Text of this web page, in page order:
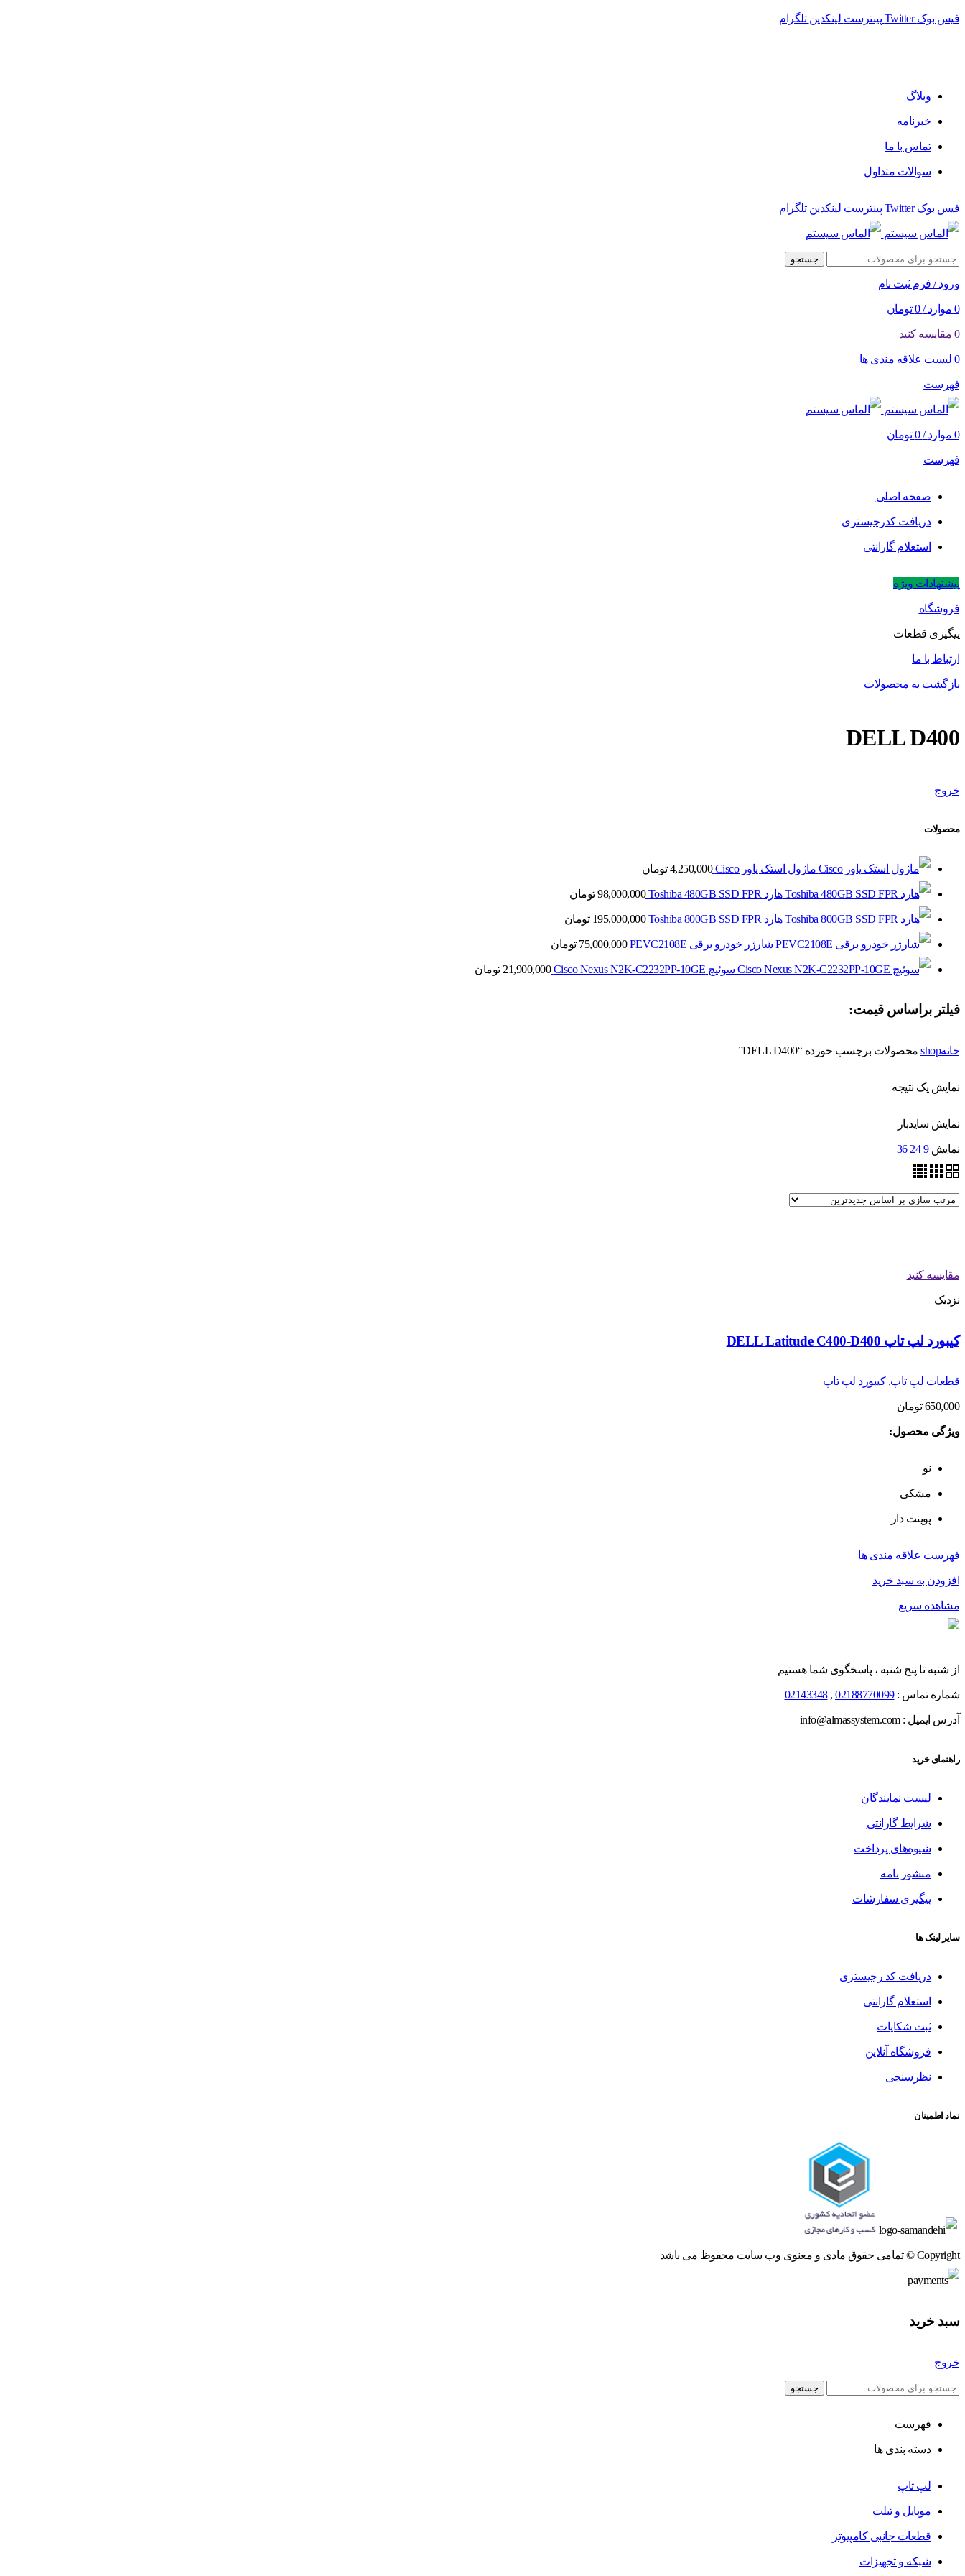
فیس بوک Twitter پینترست لینکدین تلگرام
وبلاگ
خبرنامه
تماس با ما
سوالات متداول
فیس بوک Twitter پینترست لینکدین تلگرام
جستجو
ورود / فرم ثبت نام
0 موارد /
0 تومان
0 مقایسه کنید
0 لیست علاقه مندی ها
فهرست
0 موارد /
0 تومان
فهرست
صفحه اصلی
دریافت کدرجیستری
استعلام گارانتی
پیشنهادات ویژه
فروشگاه
پیگیری قطعات
ارتباط با ما
بازگشت به محصولات
DELL D400
خروج
محصولات
ماژول استک پاور Cisco 4,250,000 تومان
هارد Toshiba 480GB SSD FPR 98,000,000 تومان
هارد Toshiba 800GB SSD FPR 195,000,000 تومان
شارژر خودرو برقی PEVC2108E 75,000,000 تومان
سوئیچ Cisco Nexus N2K-C2232PP-10GE 21,900,000 تومان
فیلتر براساس قیمت:
خانهshop محصولات برچسب خورده “DELL D400”
نمایش یک نتیجه
نمایش سایدبار
نمایش 9
24
36
مقایسه کنید
نزدیک
کیبورد لپ تاپ DELL Latitude C400-D400
قطعات لپ تاپ,کیبورد لپ تاپ
650,000 تومان
ویژگی محصول:
نو
مشکی
پوینت دار
فهرست علاقه مندی ها
افزودن به سبد خرید
مشاهده سریع
از شنبه تا پنج شنبه ، پاسخگوی شما هستیم
شماره تماس :02188770099
,
02143348
آدرس ایمیل : info@almassystem.com
راهنمای خرید
لیست نمایندگان
شرایط گارانتی
شیوه‌های پرداخت
منشور نامه
پیگیری سفارشات
سایر لینک ها
دریافت کد رجیستری
استعلام گارانتی
ثبت شکایات
فروشگاه آنلاین
نظرسنجی
نماد اطمینان
Copyright © تمامی حقوق مادی و معنوی وب سایت محفوظ می باشد
سبد خرید
خروج
جستجو
فهرست
دسته بندی ها
لپ تاپ
موبایل و تبلت
قطعات جانبی کامپیوتر
شبکه و تجهیزات